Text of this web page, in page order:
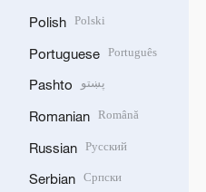
Polish Polski
Portuguese Português
Pashto پښتو
Romanian Română
Russian Русский
Serbian Српски